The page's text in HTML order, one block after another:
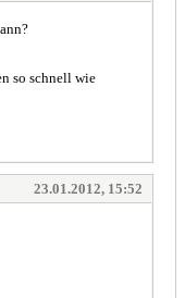
so schnell wie
23.01.2012, 15:52